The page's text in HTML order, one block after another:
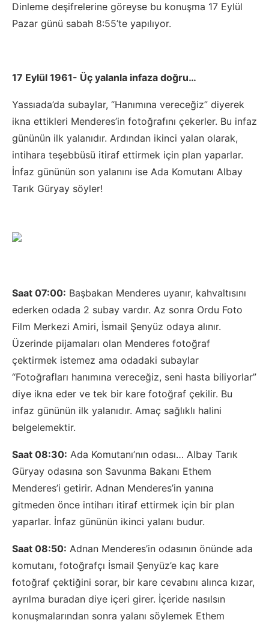
Dinleme deşifrelerine göreyse bu konuşma 17 Eylül
Pazar günü sabah 8:55’te yapılıyor.
17 Eylül 1961- Üç yalanla infaza doğru…
Yassıada’da subaylar, “Hanımına vereceğiz” diyerek
ikna ettikleri Menderes’in fotoğrafını çekerler. Bu infaz
gününün ilk yalanıdır. Ardından ikinci yalan olarak,
intihara teşebbüsü itiraf ettirmek için plan yaparlar.
İnfaz gününün son yalanını ise Ada Komutanı Albay
Tarık Güryay söyler!
Saat 07:00: Başbakan Menderes uyanır, kahvaltısını
ederken odada 2 subay vardır. Az sonra Ordu Foto
Film Merkezi Amiri, İsmail Şenyüz odaya alınır.
Üzerinde pijamaları olan Menderes fotoğraf
çektirmek istemez ama odadaki subaylar
“Fotoğrafları hanımına vereceğiz, seni hasta biliyorlar”
diye ikna eder ve tek bir kare fotoğraf çekilir. Bu
infaz gününün ilk yalanıdır. Amaç sağlıklı halini
belgelemektir.
Saat 08:30: Ada Komutanı’nın odası… Albay Tarık
Güryay odasına son Savunma Bakanı Ethem
Menderes’i getirir. Adnan Menderes’in yanına
gitmeden önce intiharı itiraf ettirmek için bir plan
yaparlar. İnfaz gününün ikinci yalanı budur.
Saat 08:50: Adnan Menderes’in odasının önünde ada
komutanı, fotoğrafçı İsmail Şenyüz’e kaç kare
fotoğraf çektiğini sorar, bir kare cevabını alınca kızar,
ayrılma buradan diye içeri girer. İçeride nasılsın
konuşmalarından sonra yalanı söylemek Ethem